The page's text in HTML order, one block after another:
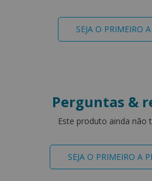
SEJA O PRIMEIRO
Perguntas &
Este produto ainda não
SEJA O PRIMEIRO A